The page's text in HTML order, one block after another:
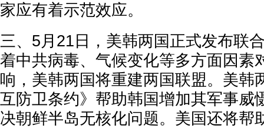
家应有着示范效应。
三、5月21日，美韩两国正式发布联
着中共病毒、气候变化等多方面因素
响，美韩两国将重建两国联盟。美韩
互防卫条约》帮助韩国增加其军事威
决朝鲜半岛无核化问题。美国还将帮